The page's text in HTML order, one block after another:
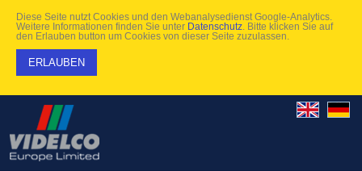
Diese Seite nutzt Cookies und den Webanalysedienst Google-Analytics.
Weitere Informationen finden Sie unter Datenschutz . Bitte klicken Sie auf
den Erlauben button um Cookies von dieser Seite zuzulassen.
ERLAUBEN